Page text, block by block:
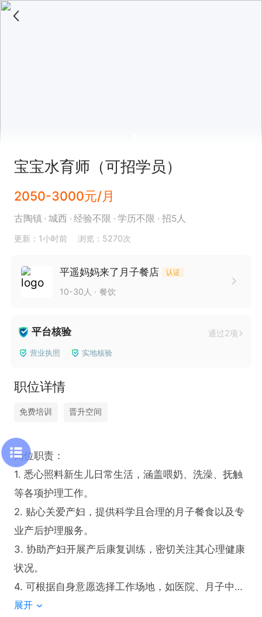
宝宝水育师（可招学员）
2050-3000元/月
古陶镇 城西 经验不限 学历不限 招5人
更新：1小时前 浏览：5270次
平遥妈妈来了月子餐店 认证
10-30人 餐饮
平台核验 通过2项
营业执照 实地核验
职位详情
免费培训 晋升空间
岗位职责：
1. 悉心照料新生儿日常生活，涵盖喂奶、洗澡、抚触
等各项护理工作。
2. 贴心关爱产妇，提供科学且合理的月子餐食以及专
业产后护理服务。
3. 协助产妇开展产后康复训练，密切关注其心理健康
状况。
4. 可根据自身意愿选择工作场地，如医院、月子中心
或居家提供月嫂服务。
展开